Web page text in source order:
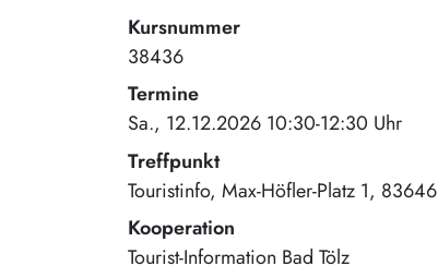
Kursnummer
38436
Termine
Sa., 12.12.2026 10:30-12:30 Uhr
Treffpunkt
Touristinfo Max-Höfler-Platz 1 83646
Kooperation
Tourist-Information Bad Tölz